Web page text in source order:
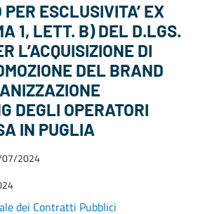
ESCLUSIVITA’ EX
1, LETT. B) DEL D.LGS.
L’ACQUISIZIONE DI
DEL BRAND
DEGLI OPERATORI
IN PUGLIA
07/2024
dei Contratti Pubblici